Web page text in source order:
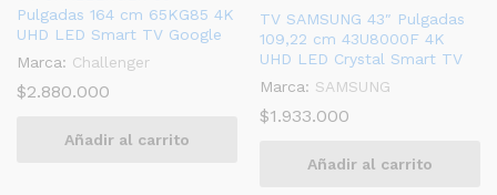
Pulgadas 164 cm 65KG85 4K
UHD LED Smart TV Google
Marca: Challenger
$2.880.000
Añadir al carrito
TV SAMSUNG 43″ Pulgadas
109,22 cm 43U8000F 4K
UHD LED Crystal Smart TV
Marca: SAMSUNG
$1.933.000
Añadir al carrito